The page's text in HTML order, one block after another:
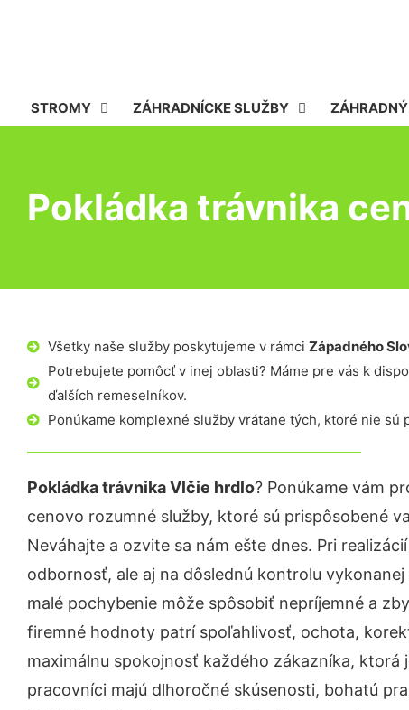
STROMY ZÁHRADNÍCKE SLUŽBY
Pokládka trávnika
Všetky naše služby poskytujeme v rámci Západného
Potrebujete pomôcť v inej oblasti? Máme pre vás k
ďalších remeselníkov.
Ponúkame komplexné služby vrátane tých, ktoré nie sú
Pokládka trávnika Vlčie hrdlo? Ponúkame vám
cenovo rozumné služby, ktoré sú prispôsobené
Neváhajte a ozvite sa nám ešte dnes. Pri
odbornosť, ale aj na dôslednú kontrolu
malé pochybenie môže spôsobiť nepríjemné a
firemné hodnoty patrí spoľahlivosť, ochota,
maximálnu spokojnosť každého zákazníka, ktorá
pracovníci majú dlhoročné skúsenosti, bohatú